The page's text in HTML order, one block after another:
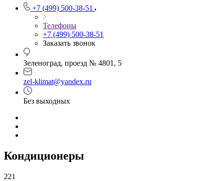
+7 (499) 500-38-51
Телефоны
+7 (499) 500-38-51
Заказать звонок
Зеленоград, проезд № 4801, 5
zel-klimat@yandex.ru
Без выходных
Кондиционеры
221